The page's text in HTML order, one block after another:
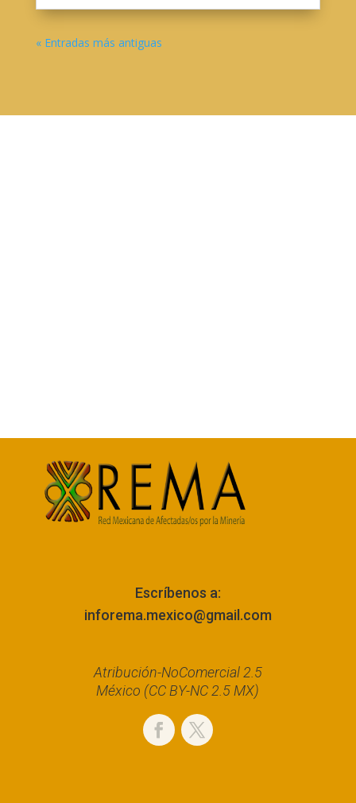
« Entradas más antiguas
Escríbenos a:
inforema.mexico@gmail.com
Atribución-NoComercial 2.5
México (CC BY-NC 2.5 MX)